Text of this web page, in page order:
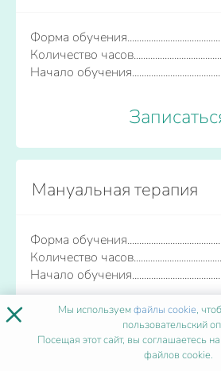
Форма обучения
Количество часов
Начало обучения
Мануальная терапия
Форма обучения
Количество часов
Начало обучения
× Мы используемфайлы cookie,
пользовательский
Посещая этот сайт, вы соглашаетесь
файлов cookie.